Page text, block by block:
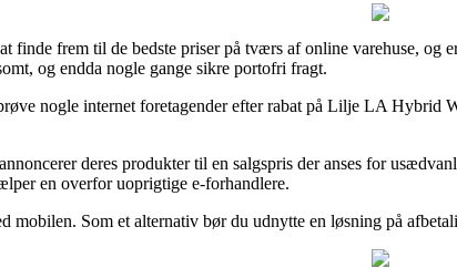
finde frem til de bedste priser på tværs af online varehuse,
og endda nogle gange sikre portofri fragt.
nogle internet foretagender efter rabat på Lilje LA
deres produkter til en salgspris der anses for
en overfor uoprigtige e-forhandlere.
mobilen. Som et alternativ bør du udnytte en løsning på